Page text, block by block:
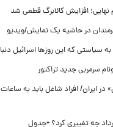
نهایی؛ افزایش کالابرگ قطعی شد
در حاشیه یک نمایش/ویدیو
سیاستی که این روزها اسرائیل
سرمربی جدید تراکتور
در ایران/ افراد شاغل باید به